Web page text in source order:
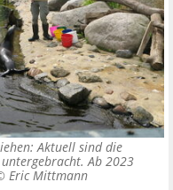
Aktuell sind die
Ab 2023
Eric Mittmann